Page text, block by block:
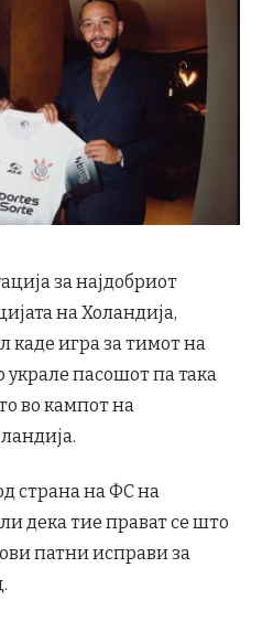
за најдобриот
на Холандија,
каде игра за тимот на
украле пасошот па така
во кампот на
страна на ФС на
дека тие прават се што
патни исправи за